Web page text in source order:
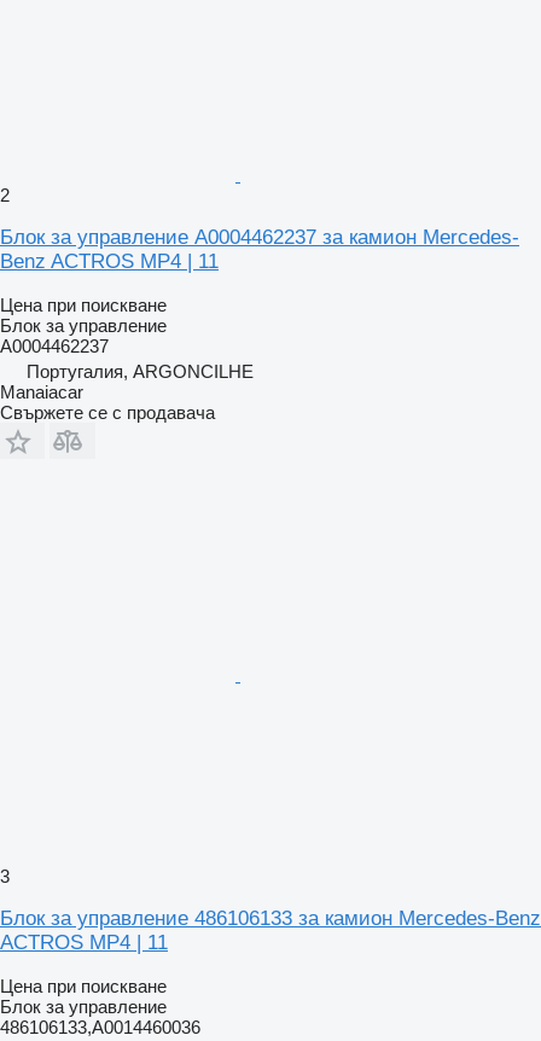
2
Блок за управление A0004462237 за камион Mercedes-
Benz ACTROS MP4 | 11
Цена при поискване
Блок за управление
A0004462237
Португалия, ARGONCILHE
Manaiacar
Свържете се с продавача
3
Блок за управление 486106133 за камион Mercedes-Benz
ACTROS MP4 | 11
Цена при поискване
Блок за управление
486106133,A0014460036